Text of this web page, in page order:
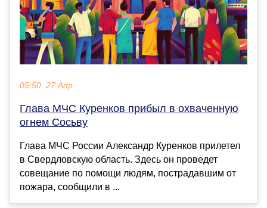
05:50, 27 Апр
Глава МЧС Куренков прибыл в охваченную
огнем Сосьву
Глава МЧС России Александр Куренков прилетел
в Свердловскую область. Здесь он проведет
совещание по помощи людям, пострадавшим от
пожара, сообщили в ...